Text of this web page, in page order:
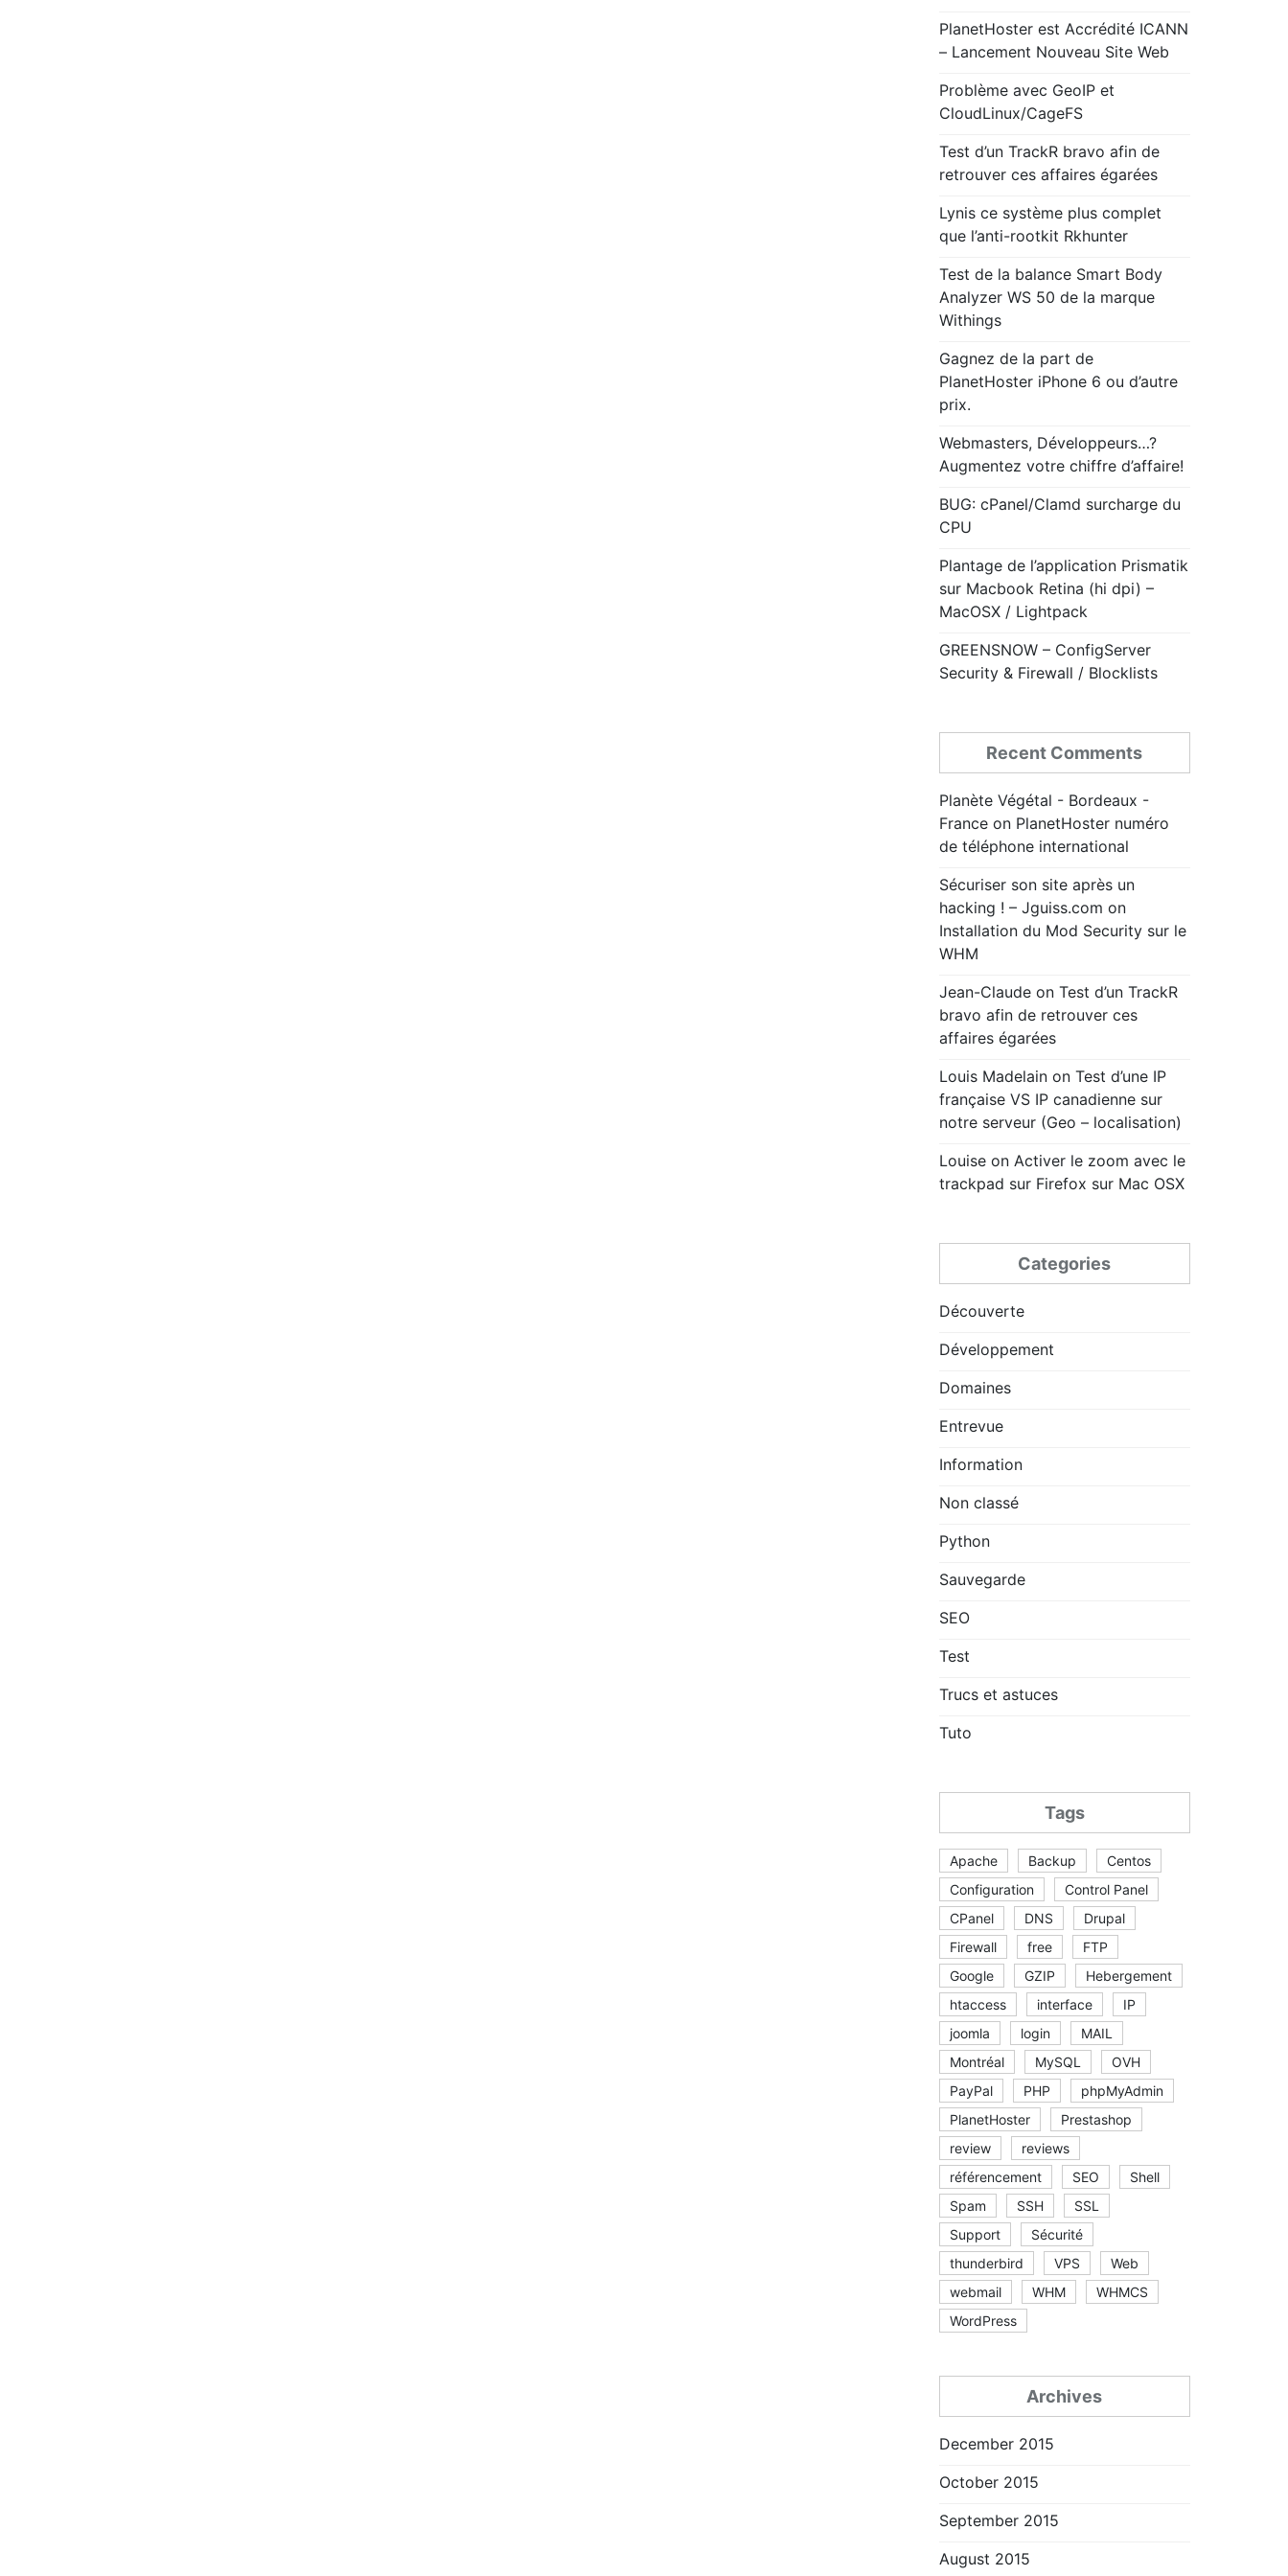
PlanetHoster est Accrédité ICANN
– Lancement Nouveau Site Web
Problème avec GeoIP et
CloudLinux/CageFS
Test d’un TrackR bravo afin de
retrouver ces affaires égarées
Lynis ce système plus complet
que l’anti-rootkit Rkhunter
Test de la balance Smart Body
Analyzer WS 50 de la marque
Withings
Gagnez de la part de
PlanetHoster iPhone 6 ou d’autre
prix.
Webmasters, Développeurs…?
Augmentez votre chiffre d’affaire!
BUG: cPanel/Clamd surcharge du
CPU
Plantage de l’application Prismatik
sur Macbook Retina (hi dpi) –
MacOSX / Lightpack
GREENSNOW – ConfigServer
Security & Firewall / Blocklists
Recent Comments
Planète Végétal - Bordeaux -
Franceon PlanetHoster numéro
de téléphone international
Sécuriser son site après un
hacking ! – Jguiss.com on
Installation du Mod Security sur le
WHM
Jean-Claudeon Test d’un TrackR
bravo afin de retrouver ces
affaires égarées
Louis Madelainon Test d’une IP
française VS IP canadienne sur
notre serveur (Geo – localisation)
Louiseon Activer le zoom avec le
trackpad sur Firefox sur Mac OSX
Categories
Découverte
Développement
Domaines
Entrevue
Information
Non classé
Python
Sauvegarde
SEO
Test
Trucs et astuces
Tuto
Tags
Apache Backup
Centos
Configuration
Control Panel
CPanel
DNS
Drupal
Firewall
free
FTP
Google
GZIP
Hebergement
htaccess
interface
IP
joomla
login
MAIL
Montréal
MySQL
OVH
PayPal
PHP
phpMyAdmin
PlanetHoster
Prestashop
review
reviews
référencement
SEO
Shell
Spam
SSH
SSL
Support
Sécurité
thunderbird
VPS
Web
webmail
WHM
WHMCS
WordPress
Archives
December 2015
October 2015
September 2015
August 2015